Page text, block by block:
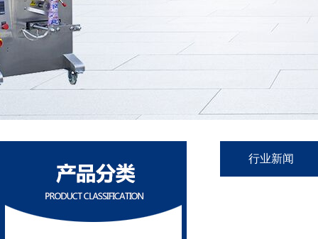
行业新闻